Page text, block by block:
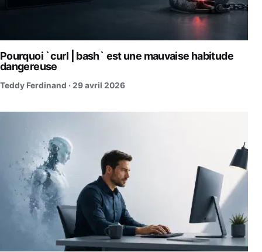
Pourquoi `curl | bash` est une mauvaise habitude
dangereuse
Teddy Ferdinand · 29 avril 2026